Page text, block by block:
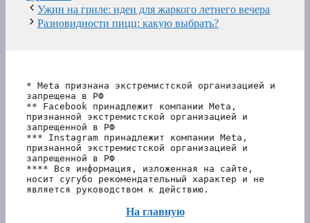
Ужин на гриле: идеи для жаркого летнего вечера
Разновидности пицц: какую выбрать?
* Meta признана экстремистской организацией и
запрещена в РФ
** Facebook принадлежит компании Meta,
признанной экстремистской организацией и
запрещенной в РФ
*** Instagram принадлежит компании Meta,
признанной экстремистской организацией и
запрещенной в РФ
**** Вся информация, изложенная на сайте,
носит сугубо рекомендательный характер и не
является руководством к действию.
На главную